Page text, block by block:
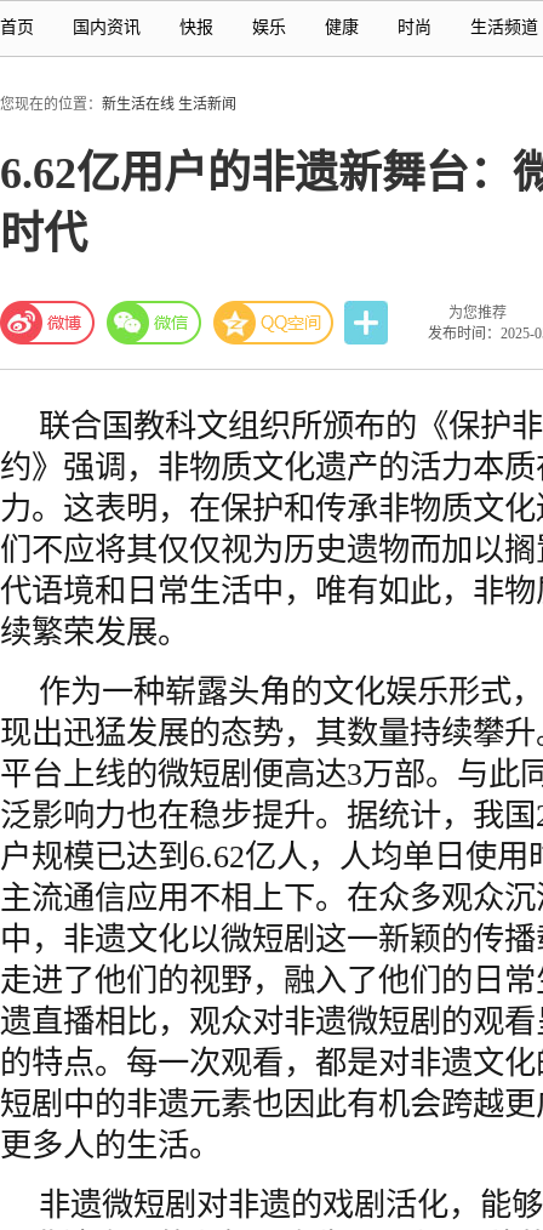
首页 国内资讯 快报 娱乐 健康 时尚 生活频道
您现在的位置： 新生活在线 生活新闻
6.62亿用户的非遗新舞台：
时代
为您推荐
发布时间：2025-
联合国教科文组织所颁布的《保护
约》强调，非物质文化遗产的活力本
力。这表明，在保护和传承非物质文
们不应将其仅仅视为历史遗物而加以
代语境和日常生活中，唯有如此，非
续繁荣发展。
作为一种崭露头角的文化娱乐形式
现出迅猛发展的态势，其数量持续攀
平台上线的微短剧便高达3万部。与此
泛影响力也在稳步提升。据统计，我
户规模已达到6.62亿人，人均单日使
主流通信应用不相上下。在众多观众
中，非遗文化以微短剧这一新颖的传
走进了他们的视野，融入了他们的日
遗直播相比，观众对非遗微短剧的观
的特点。每一次观看，都是对非遗文
短剧中的非遗元素也因此有机会跨越
更多人的生活。
非遗微短剧对非遗的戏剧活化，能